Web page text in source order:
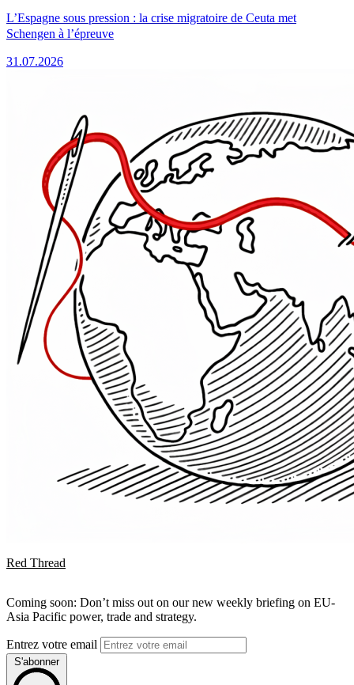
L’Espagne sous pression : la crise migratoire de Ceuta met
Schengen à l’épreuve
31.07.2026
Red Thread
Coming soon: Don’t miss out on our new weekly briefing on EU-
Asia Pacific power, trade and strategy.
Entrez votre email
S'abonner